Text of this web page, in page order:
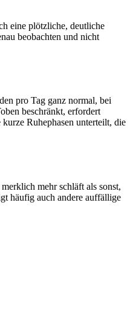
eine plötzliche, deutliche
beobachten und nicht
pro Tag ganz normal, bei
beschränkt, erfordert
Ruhephasen unterteilt, die
mehr schläft als sonst,
häufig auch andere auffällige